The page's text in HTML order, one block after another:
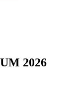
2026